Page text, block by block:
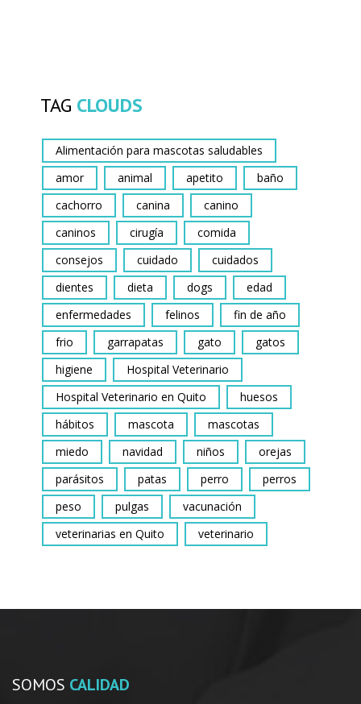
TAG CLOUDS
Alimentación para mascotas saludables
amor
animal apetito
baño
cachorro
canina
canino
caninos
cirugía
comida
consejos
cuidado
cuidados
dientes
dieta dogs
edad
enfermedades
felinos
fin de año
frio
garrapatas gato
gatos
higiene
Hospital Veterinario
Hospital Veterinario en Quito
huesos
hábitos
mascota
mascotas
miedo
navidad niños
orejas
parásitos
patas perro
perros
peso
pulgas
vacunación
veterinarias en Quito
veterinario
SOMOS CALIDAD